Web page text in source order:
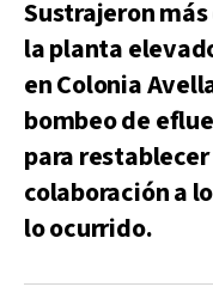
Sustrajeron
la planta
en Colonia
bombeo de
para
colaboración a
lo ocurrido.